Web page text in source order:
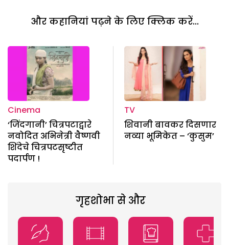
और कहानियां पढ़ने के लिए क्लिक करें...
Cinema
‘जिंदगानी’ चित्रपटाद्वारे
नवोदित अभिनेत्री वैष्णवी
शिंदेचे चित्रपटसृष्टीत
पदार्पण !
TV
शिवानी बावकर दिसणार
नव्या भूमिकेत – ‘कुसुम’
गृहशोभा से और